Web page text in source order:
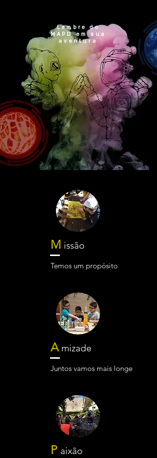
Lembre do
MAPD em sua
aventura
M issão
Temos um propósito
A mizade
Juntos vamos mais longe
P aixão